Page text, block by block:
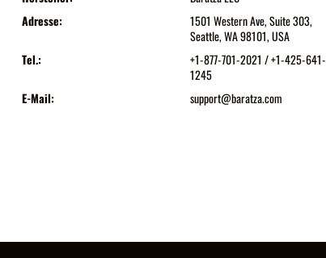
Adresse:
1501 Western Ave, Suite 303,
Seattle, WA 98101, USA
Tel.:
+1-877-701-2021 / +1-425-641-
1245
E-Mail:
support@baratza.com